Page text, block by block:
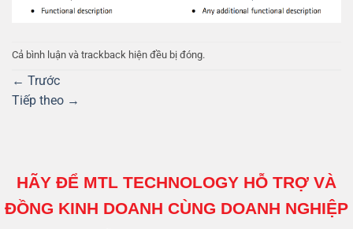
Cả bình luận và trackback hiện đều bị đóng.
← Trước
Tiếp theo →
HÃY ĐỂ MTL TECHNOLOGY HỖ TRỢ VÀ
ĐỒNG KINH DOANH CÙNG DOANH NGHIỆP